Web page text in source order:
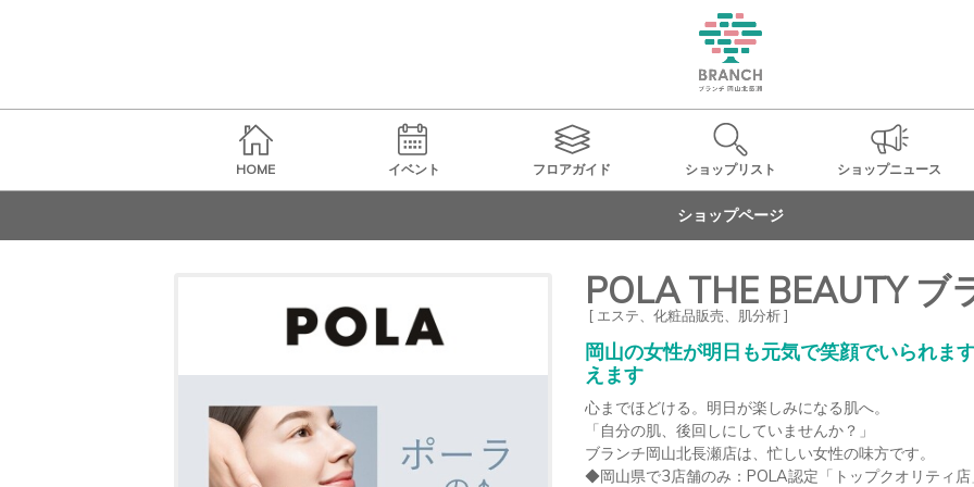
HOME イベント フロアガイド ショップリスト ショップニュース
ショップページ
POLA THE BEAUTY ブ
[ エステ、化粧品販売、肌分析 ]
岡山の女性が明日も元気で笑顔でいられま
えます
心までほどける。明日が楽しみになる肌へ。
「自分の肌、後回しにしていませんか？」
ブランチ岡山北長瀬店は、忙しい女性の味方です。
◆岡山県で3店舗のみ：POLA認定「トップクオリティ